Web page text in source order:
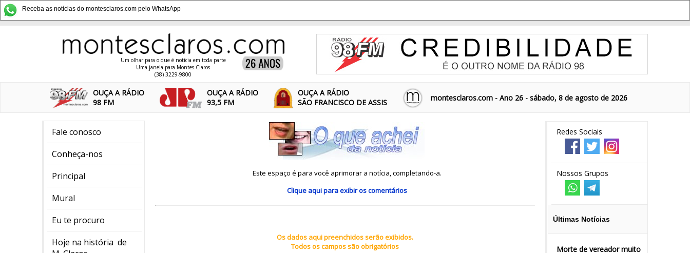
Receba as notícias do montesclaros.com pelo WhatsApp
Um olhar para o que é notícia em toda parte
Uma janela para Montes Claros
(38) 3229-9800
OUÇA A RÁDIO
98 FM
OUÇA A RÁDIO
93,5 FM
OUÇA A RÁDIO
SÃO FRANCISCO DE ASSIS
montesclaros.com - Ano 26 - sábado, 8 de agosto de 2026
Fale conosco
Conheça-nos
Principal
Mural
Eu te procuro
Hoje na história de
Redes Sociais
Nossos Grupos
Últimas Notícias
Morte de vereador muito
Este espaço é para você aprimorar a notícia, completando-a.
Clique aquipara exibir os comentários
Os dados aqui preenchidos serão exibidos.
Todos os campos são obrigatórios